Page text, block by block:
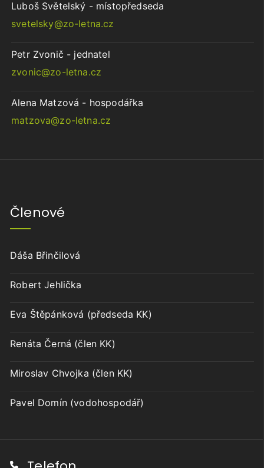
Luboš Světelský - místopředseda
svetelsky@zo-letna.cz
Petr Zvonič - jednatel
zvonic@zo-letna.cz
Alena Matzová - hospodářka
matzova@zo-letna.cz
Členové
Dáša Břinčilová
Robert Jehlička
Eva Štěpánková (předseda KK)
Renáta Černá (člen KK)
Miroslav Chvojka (člen KK)
Pavel Domín (vodohospodář)